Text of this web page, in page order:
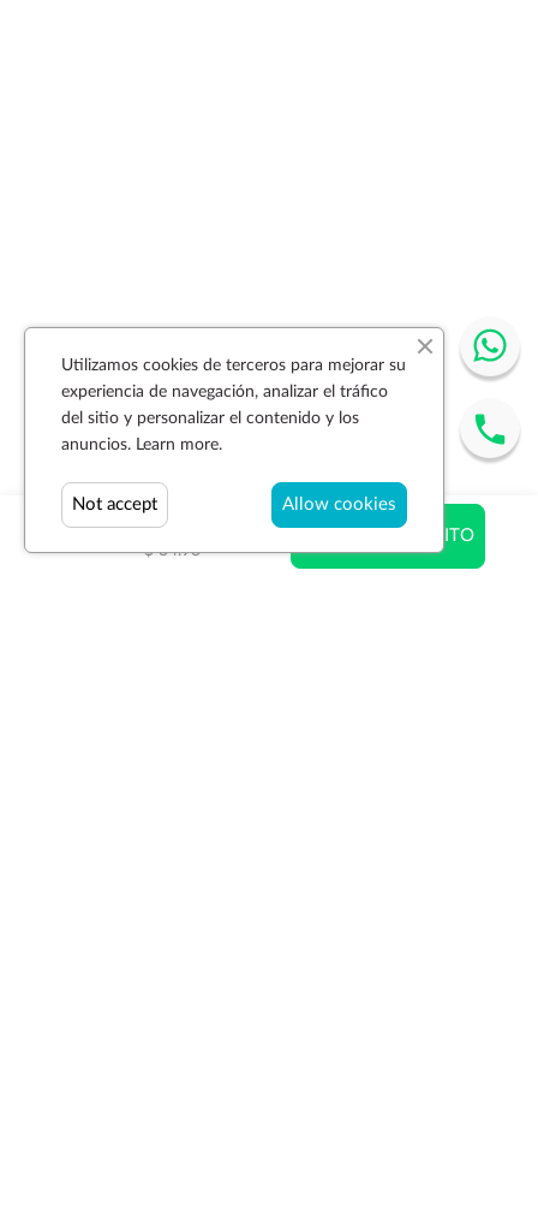
$ 27.98
$ 34.93
AÑADIR AL CARRITO
Utilizamos cookies de terceros para mejorar su
experiencia de navegación, analizar el tráfico
del sitio y personalizar el contenido y los
anuncios. Learn more.
Allow cookies
Not accept